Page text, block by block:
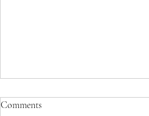
Comments